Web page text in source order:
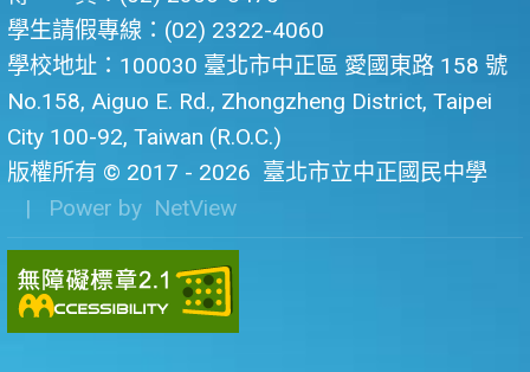
學生請假專線：(02) 2322-4060
學校地址：100030 臺北市中正區 愛國東路 158 號
No.158, Aiguo E. Rd., Zhongzheng District, Taipei
City 100-92, Taiwan (R.O.C.)
版權所有 © 2017 - 2026 臺北市立中正國民中學
| Power by NetView